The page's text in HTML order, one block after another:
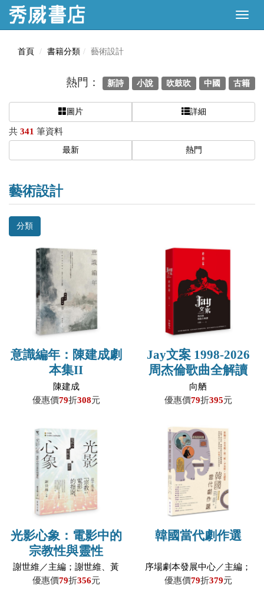
首頁 書籍分類 藝術設計
熱門： 新詩 小說 吹鼓吹 中國 古籍
圖片 詳細
共 341 筆資料
最新 熱門
藝術設計
分類
意識編年：陳建成劇
本集II
陳建成
優惠價79折308元
Jay文案 1998-2026
周杰倫歌曲全解讀
【終結篇】
向舾
優惠價79折395元
光影心象：電影中的
宗教性與靈性
謝世維／主編；謝世維、黃
柏棋、張毅民、鄭印君、陳
優惠價79折356元
韓國當代劇作選
序場劇本發展中心／主編；
崔緇言、李美慶、裴三植、
優惠價79折379元